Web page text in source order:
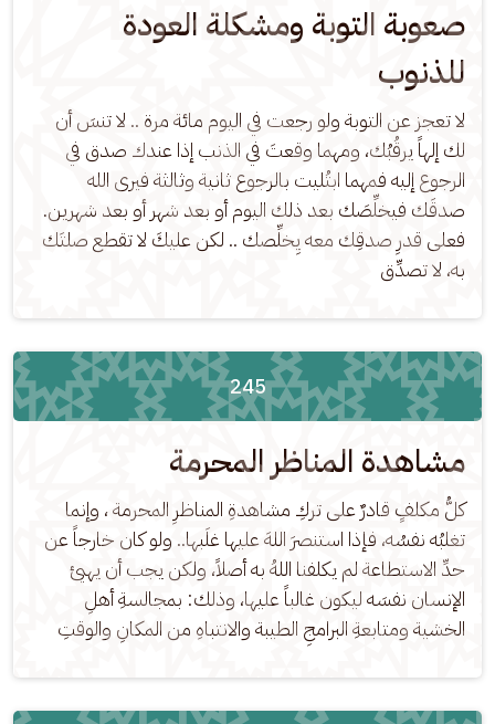
صعوبة التوبة ومشكلة العودة
للذنوب
لا تعجز عن التوبة ولو رجعت في اليوم مائة مرة .. لا تنسَ أن
لك إلهاً يرقُبُك، ومهما وقعتَ في الذنب إذا عندك صدق في
الرجوع إليه فمهما ابتُليت بالرجوع ثانية وثالثة فيرى الله
صدقَك فيخلِّصَك بعد ذلك اليوم أو بعد شهر أو بعد شهرين.
فعلى قدرِ صدقِك معه يِخلِّصك .. لكن عليكَ لا تقطع صلتَك
به، لا تصدِّق
245
مشاهدة المناظر المحرمة
كلُّ مكلفٍ قادرٌ على تركِ مشاهدةِ المناظرِ المحرمة ، وإنما
تغلبُه نفسُه، فإذا استنصرَ اللهَ عليها غلَبها.. ولو كان خارجاً عن
حدِّ الاستطاعة لم يكلفنا اللهُ به أصلاً، ولكن يجب أن يهيئ
الإنسان نفسَه ليكون غالباً عليها، وذلك: بمجالسةِ أهلِ
الخشية ومتابعةِ البرامجِ الطيبة والانتباهِ من المكانِ والوقتِ